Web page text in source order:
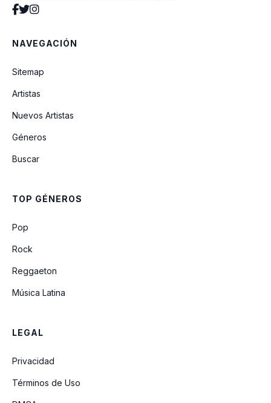
NAVEGACIÓN
Sitemap
Artistas
Nuevos Artistas
Géneros
Buscar
TOP GÉNEROS
Pop
Rock
Reggaeton
Música Latina
LEGAL
Privacidad
Términos de Uso